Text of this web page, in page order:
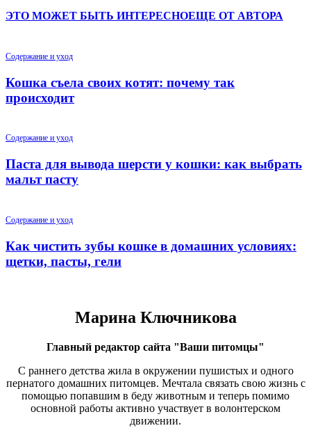
ЭТО МОЖЕТ БЫТЬ ИНТЕРЕСНОЕЩЕ ОТ АВТОРА
Содержание и уход
Кошка съела своих котят: почему так
происходит
Содержание и уход
Паста для вывода шерсти у кошки: как выбрать
мальт пасту
Содержание и уход
Как чистить зубы кошке в домашних условиях:
щетки, пасты, гели
Марина Ключникова
Главный редактор сайта "Ваши питомцы"
С раннего детства жила в окружении пушистых и одного
пернатого домашних питомцев. Мечтала связать свою жизнь с
помощью попавшим в беду животным и теперь помимо
основной работы активно участвует в волонтерском
движении.